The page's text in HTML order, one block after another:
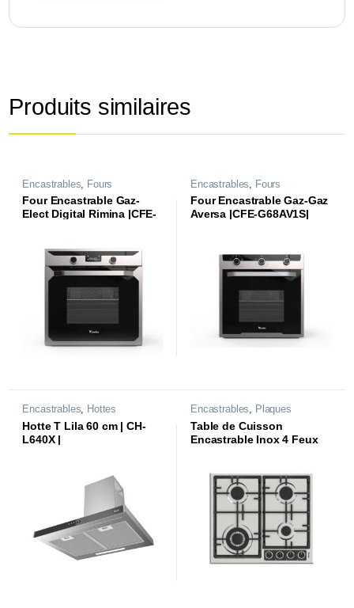
Produits similaires
Encastrables, Fours
Four Encastrable Gaz-
Elect Digital Rimina |CFE-
Encastrables, Fours
Four Encastrable Gaz-Gaz
Aversa |CFE-G68AV1S|
Encastrables, Hottes
Hotte T Lila 60 cm | CH-
L640X |
Encastrables, Plaques
Table de Cuisson
Encastrable Inox 4 Feux